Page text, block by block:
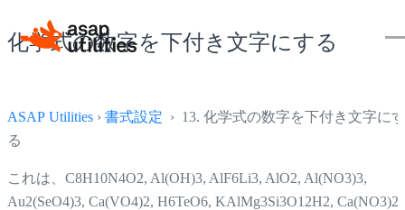
化学式の数字を下付き文字にする
ASAP Utilities › 書式設定 › 13. 化学式の数字を下付き文字にす
る
これは、C8H10N4O2, Al(OH)3, AlF6Li3, AlO2, Al(NO3)3,
Au2(SeO4)3, Ca(VO4)2, H6TeO6, KAlMg3Si3O12H2, Ca(NO3)2